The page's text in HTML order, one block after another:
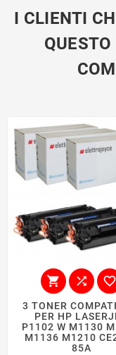
I CLIENTI
  
3 TONER
PER HP
P1102 W M1130
M1136 M1210
85A